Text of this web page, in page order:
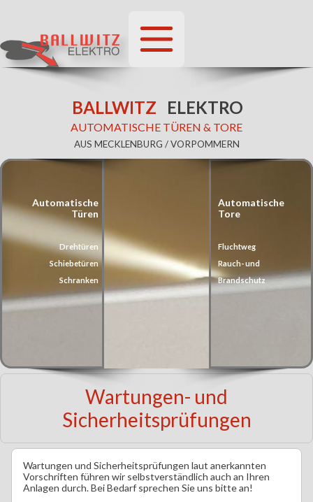
BALLWITZ ELEKTRO
AUTOMATISCHE TÜREN & TORE
AUS MECKLENBURG / VORPOMMERN
Automatische
Türen
Drehtüren
Schiebetüren
Schranken
Automatische
Tore
Fluchtweg
Rauch- und
Brandschutz
Wartungen- und
Sicherheitsprüfungen
Wartungen und Sicherheitsprüfungen laut anerkannten
Vorschriften führen wir selbstverständlich auch an Ihren
Anlagen durch. Bei Bedarf sprechen Sie uns bitte an!